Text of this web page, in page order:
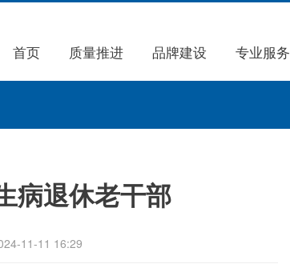
首页 质量推进 品牌建设 专业服务
病退休老干部
11-11 16:29